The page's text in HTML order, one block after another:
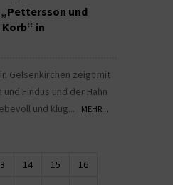
und
in
Gelsenkirchen zeigt mit
Findus und der Hahn
und klug...
MEHR...
14 15
16